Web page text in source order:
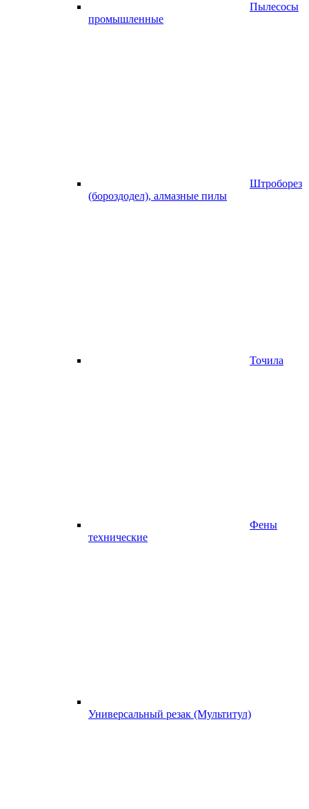
Пылесосы
промышленные
Штроборез
(бороздодел), алмазные пилы
Точила
Фены
технические
Универсальный резак (Мультитул)